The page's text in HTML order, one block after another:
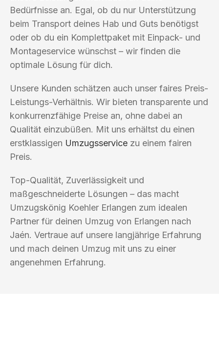
Bedürfnisse an. Egal, ob du nur Unterstützung
beim Transport deines Hab und Guts benötigst
oder ob du ein Komplettpaket mit Einpack- und
Montageservice wünschst – wir finden die
optimale Lösung für dich.
Unsere Kunden schätzen auch unser faires Preis-
Leistungs-Verhältnis. Wir bieten transparente und
konkurrenzfähige Preise an, ohne dabei an
Qualität einzubüßen. Mit uns erhältst du einen
erstklassigen Umzugsservice zu einem fairen
Preis.
Top-Qualität, Zuverlässigkeit und
maßgeschneiderte Lösungen – das macht
Umzugskönig Koehler Erlangen zum idealen
Partner für deinen Umzug von Erlangen nach
Jaén. Vertraue auf unsere langjährige Erfahrung
und mach deinen Umzug mit uns zu einer
angenehmen Erfahrung.